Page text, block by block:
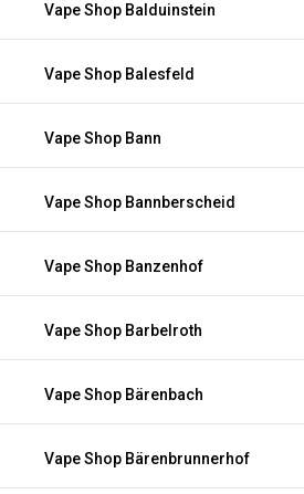
Vape Shop Balduinstein
Vape Shop Balesfeld
Vape Shop Bann
Vape Shop Bannberscheid
Vape Shop Banzenhof
Vape Shop Barbelroth
Vape Shop Bärenbach
Vape Shop Bärenbrunnerhof